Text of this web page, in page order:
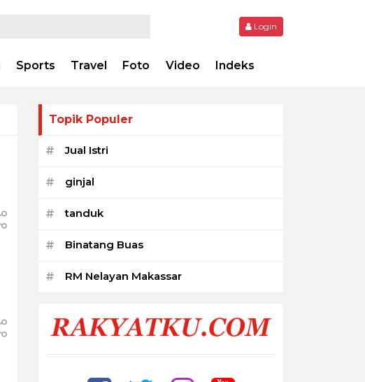
Login
Sports Travel Foto Video Indeks
Topik Populer
# Jual Istri
# ginjal
# tanduk
# Binatang Buas
# RM Nelayan Makassar